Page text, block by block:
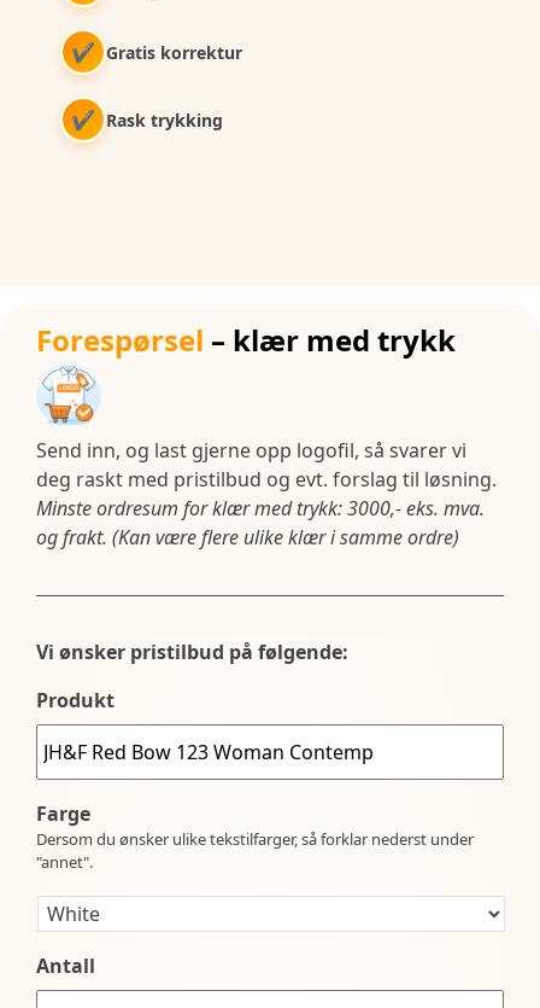
✔ Gratis korrektur
✔ Rask trykking
Forespørsel – klær med trykk
Send inn, og last gjerne opp logofil, så svarer vi
deg raskt med pristilbud og evt. forslag til løsning.
Minste ordresum for klær med trykk: 3000,- eks. mva.
og frakt. (Kan være flere ulike klær i samme ordre)
Vi ønsker pristilbud på følgende:
Produkt
Farge
Dersom du ønsker ulike tekstilfarger, så forklar nederst under
"annet".
Antall